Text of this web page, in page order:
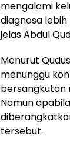
mengalami
diagnosa
jelas Abdul
Menurut
menunggu
bersangkutan
Namun
tersebut.